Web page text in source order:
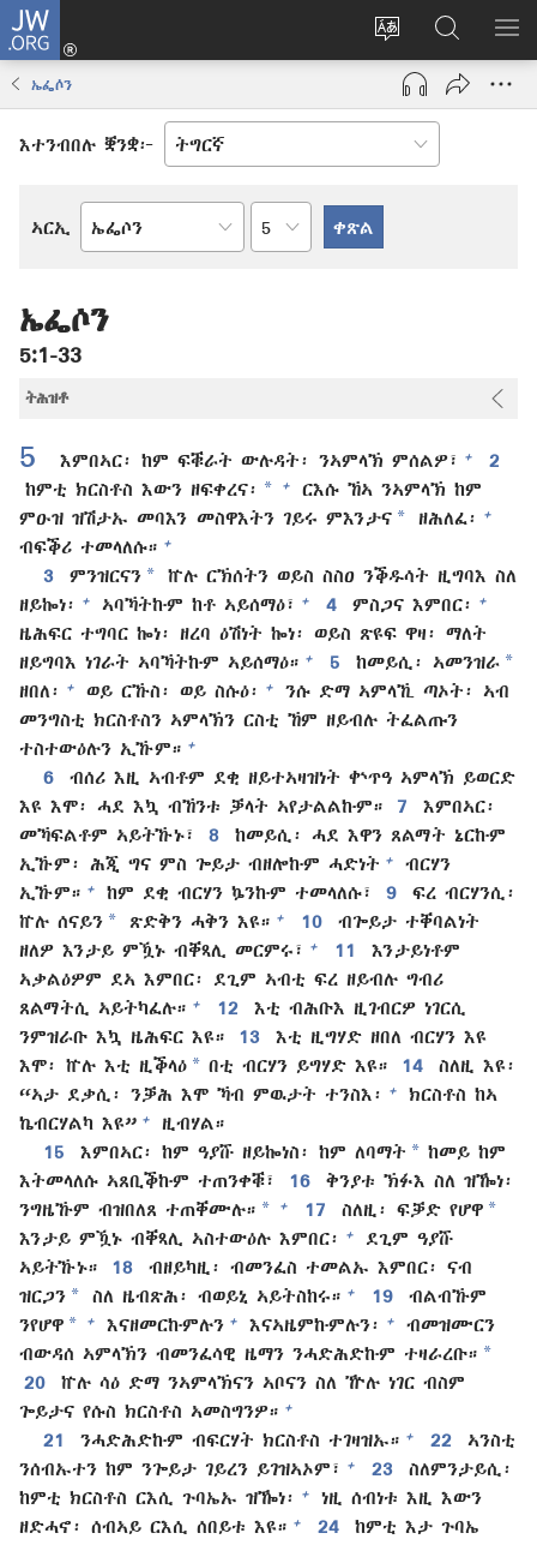
JW.ORG
ቋንቋ
ወብ
ሳይት
እቶ
(opens
window)
ኣብ
JW.ORG
ድለ
ኤፌሶን
እተንብበሉ ቛንቋ፦
ኣርኢ
መጻሕፍቲ
ቅዱስ
ምዕራፍ
ኤፌሶን
5:1-33
ትሕዝቶ
5 እምበኣር፡ ከም ፍቑራት ውሉዳት፡ ንኣምላኽ ምሰልዎ፣ +
2
ከምቲ ክርስቶስ እውን ዘፍቀረና፡ * +
ርእሱ ኸኣ ንኣምላኽ ከም
ምዑዝ ዝሽታኡ መባእን መስዋእትን ገይሩ ምእንታና * ዘሕለፈ፡ +
ብፍቕሪ ተመላለሱ። +
3 ምንዝርናን *
ኵሉ ርኽሰትን ወይስ ስስዐ ንቕዱሳት ዚግባእ ስለ
ዘይኰነ፡
+ ኣባኻትኩም ከቶ ኣይሰማዕ፣ + 4 ምስጋና እምበር፡ +
ዜሕፍር ተግባር ኰነ፡ ዘረባ ዕሽነት ኰነ፡ ወይስ ጽዩፍ ዋዛ፡ ማለት
ዘይግባእ ነገራት ኣባኻትኩም ኣይሰማዕ። + 5 ከመይሲ፡ ኣመንዝራ *
ዘበለ፡ + ወይ ርኹስ፡ ወይ ስሱዕ፡ +
ንሱ ድማ ኣምላኺ ጣኦት፡ ኣብ
መንግስቲ ክርስቶስን ኣምላኽን ርስቲ ኸም ዘይብሉ ትፈልጡን
ተስተውዕሉን ኢኹም። +
6
ብሰሪ እዚ ኣብቶም ደቂ ዘይተኣዛዝነት ቍጥዓ ኣምላኽ ይወርድ
እዩ እሞ፡ ሓደ እኳ ብኸንቱ ቓላት ኣየታልልኩም።
7
እምበኣር፡
መኻፍልቶም ኣይትኹኑ፣
8
ከመይሲ፡ ሓደ እዋን ጸልማት ኔርኩም
ኢኹም፡ ሕጂ ግና ምስ ጐይታ ብዘሎኩም ሓድነት +
ብርሃን
ኢኹም። + ከም ደቂ ብርሃን ኴንኩም ተመላለሱ፣ 9
ፍረ ብርሃንሲ፡
ኵሉ ሰናይን * ጽድቅን ሓቅን እዩ። + 10
ብጐይታ ተቐባልነት
ዘለዎ እንታይ ምዃኑ ብቐጻሊ መርምሩ፣
+ 11
እንታይነቶም
ኣቃልዕዎም ደኣ እምበር፡ ደጊም ኣብቲ ፍረ ዘይብሉ ግብሪ
ጸልማትሲ ኣይትካፈሉ። + 12
እቲ ብሕቡእ ዚገብርዎ ነገርሲ
ንምዝራቡ እኳ ዜሕፍር እዩ።
13
እቲ ዚግሃድ ዘበለ ብርሃን እዩ
እሞ፡ ኵሉ እቲ ዚቕላዕ * በቲ ብርሃን ይግሃድ እዩ። 14
ስለዚ እዩ፡
“ኣታ ደቃሲ፡ ንቓሕ እሞ ኻብ ምዉታት ተንስእ፡
+
ክርስቶስ ከኣ
ኬብርሃልካ እዩ” +
ዚብሃል።
15
እምበኣር፡ ከም ዓያሹ ዘይኰነስ፡ ከም ለባማት * ከመይ ከም
እትመላለሱ ኣጸቢቕኩም ተጠንቀቑ፣
16
ቅንያቱ ኽፉእ ስለ ዝዀነ፡
ንግዜኹም ብዝበለጸ ተጠቐሙሉ። * + 17 ስለዚ፡ ፍቓድ የሆዋ *
እንታይ ምዃኑ ብቐጻሊ ኣስተውዕሉ እምበር፡ +
ደጊም ዓያሹ
ኣይትኹኑ።
18
ብዘይካዚ፡ ብመንፈስ ተመልኡ እምበር፡ ናብ
ዝርጋን * ስለ ዜብጽሕ፡ ብወይኒ ኣይትስከሩ። + 19
ብልብኹም
ንየሆዋ * + እናዘመርኩምሉን + እናኣዜምኩምሉን፡ +
ብመዝሙርን
ብውዳሰ ኣምላኽን ብመንፈሳዊ ዜማን ንሓድሕድኩም ተዛራረቡ። *
20
ኵሉ ሳዕ ድማ ንኣምላኽናን ኣቦናን ስለ ዅሉ ነገር ብስም
ጐይታና የሱስ ክርስቶስ ኣመስግንዎ። +
21 ንሓድሕድኩም ብፍርሃት ክርስቶስ ተገዛዝኡ። + 22
ኣንስቲ
ንሰብኡተን ከም ንጐይታ ገይረን ይገዝኣኦም፣
+ 23
ስለምንታይሲ፡
ከምቲ ክርስቶስ ርእሲ ጉባኤኡ ዝዀነ፡
+
ነዚ ሰብነቱ እዚ እውን
ዘድሓኖ፡ ሰብኣይ ርእሲ ሰበይቱ እዩ። + 24
ከምቲ እታ ጉባኤ